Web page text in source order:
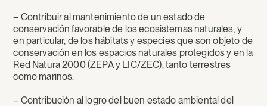
– Contribuir al mantenimiento de un estado de
conservación favorable de los ecosistemas naturales, y
en particular, de los hábitats y especies que son objeto de
conservación en los espacios naturales protegidos y en la
Red Natura 2000 (ZEPA y LIC/ZEC), tanto terrestres
como marinos.
– Contribución al logro del buen estado ambiental del